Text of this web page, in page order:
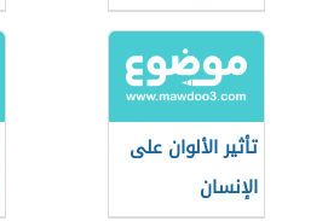
تأثير الألوان على
الإنسان